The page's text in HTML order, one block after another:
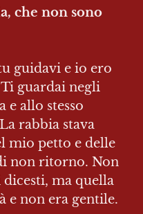
che non sono
guidavi e io ero
guardai negli
e allo stesso
rabbia stava
mio petto e delle
non ritorno. Non
ma quella
e non era gentile.